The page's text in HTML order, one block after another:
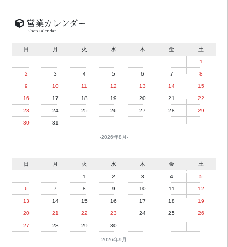
営業カレンダー
Shop Calendar
2026年8月
日 月 火 水 木 金 土
1
2 3 4 5 6 7 8
9 10 11 12 13 14 15
16 17 18 19 20 21 22
23 24 25 26 27 28 29
30 31
2026年9月
日 月 火 水 木 金 土
1 2 3 4 5
6 7 8 9 10 11 12
13 14 15 16 17 18 19
20 21 22 23 24 25 26
27 28 29 30